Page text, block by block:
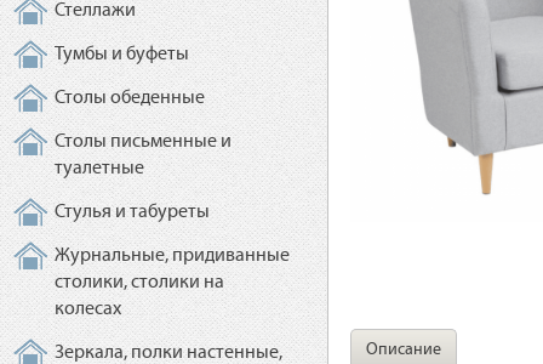
Стеллажи
Тумбы и буфеты
Столы обеденные
Столы письменные и
туалетные
Стулья и табуреты
Журнальные, придиванные
столики, столики на
колесах
Зеркала, полки настенные,
Описание